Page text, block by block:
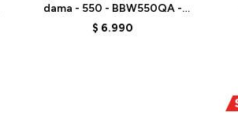
dama - 550 - BBW550QA -
BEIGE/SEA SALT
$ 6.990